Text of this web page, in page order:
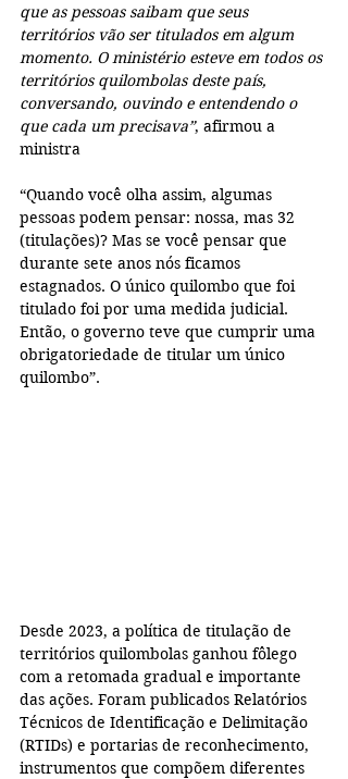
que as pessoas saibam que seus
territórios vão ser titulados em algum
momento. O ministério esteve em todos os
territórios quilombolas deste país,
conversando, ouvindo e entendendo o
que cada um precisava”, afirmou a
ministra
“Quando você olha assim, algumas
pessoas podem pensar: nossa, mas 32
(titulações)? Mas se você pensar que
durante sete anos nós ficamos
estagnados. O único quilombo que foi
titulado foi por uma medida judicial.
Então, o governo teve que cumprir uma
obrigatoriedade de titular um único
quilombo”.
Desde 2023, a política de titulação de
territórios quilombolas ganhou fôlego
com a retomada gradual e importante
das ações. Foram publicados Relatórios
Técnicos de Identificação e Delimitação
(RTIDs) e portarias de reconhecimento,
instrumentos que compõem diferentes